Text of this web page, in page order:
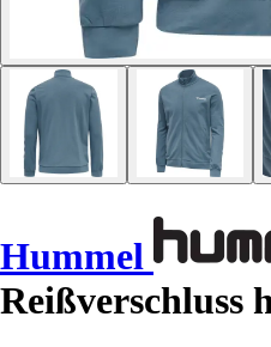
Hummel
Reißverschluss